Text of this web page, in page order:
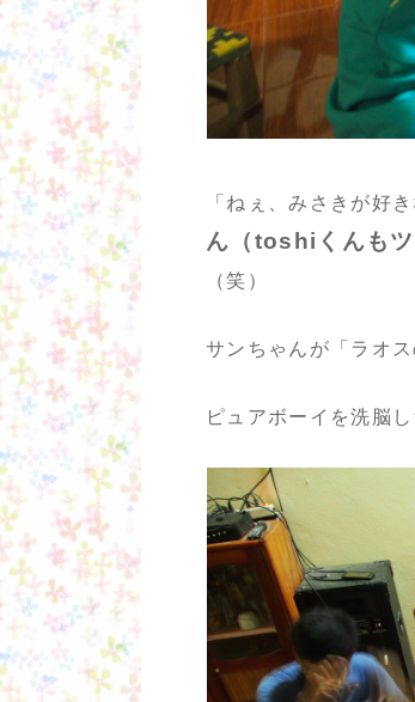
「ねぇ、みさきが好
ん（toshiくんもツ
（笑）
サンちゃんが「ラオ
ピュアボーイを洗脳